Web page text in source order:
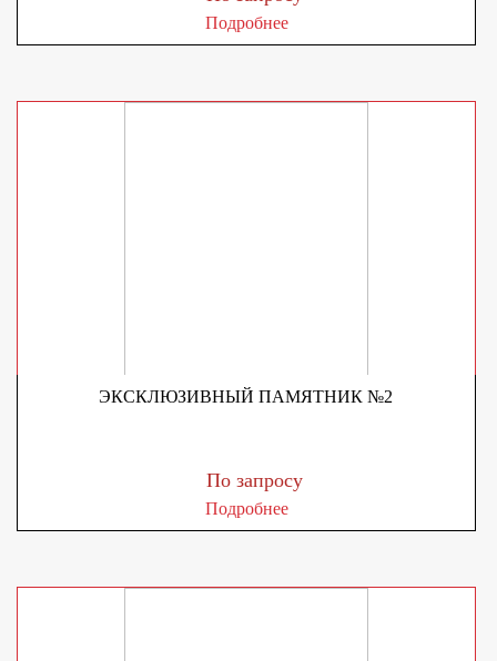
Подробнее
ЭКСКЛЮЗИВНЫЙ ПАМЯТНИК №2
По запросу
Подробнее